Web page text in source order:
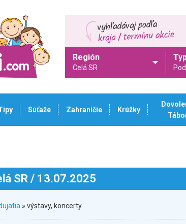
Región
Celá SR
Súťaže Zahraničie Krúžky
SR / 13.07.2025
» výstavy, koncerty